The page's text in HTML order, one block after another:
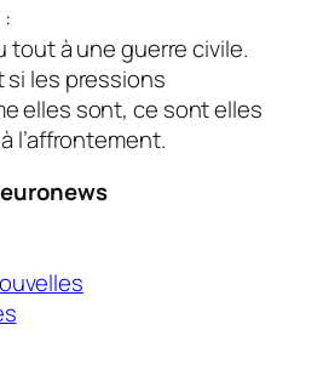
:
tout à une guerre civile.
si les pressions
elles sont, ce sont elles
l’affrontement.
euronews